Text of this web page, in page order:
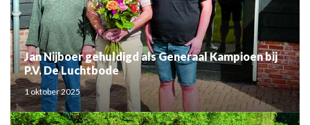
Jan Nijboer gehuldigd als Generaal Kampioen bij
P.V. De Luchtbode
1 oktober 2025